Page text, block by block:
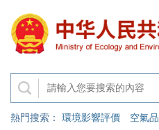
熱門搜索： 環境影響評價 空氣